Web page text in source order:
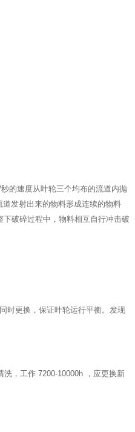
的速度从叶轮三个均布的流道内抛
发射出来的物料形成连续的物料
破碎过程中，物料相互自行冲击破
时更换，保证叶轮运行平衡。发现
，工作 7200-10000h ，应更换新